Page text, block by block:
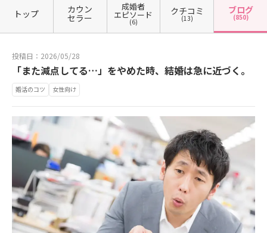
トップ カウン
セラー
成婚者
エピソード
(6)
クチコミ
(13)
ブログ
(850)
投稿日：2026/05/28
「また減点してる…」をやめた時、結婚は急に近づく。
婚活のコツ 女性向け